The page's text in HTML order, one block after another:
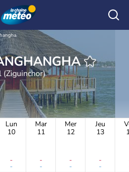
BANGHANGHA
(Ziguinchor)
Lun
10
-
-
Mar
11
-
-
Mer
12
-
-
Jeu
13
-
-